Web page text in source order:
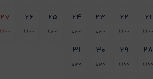
21
1،100
22
1،100
23
1،100
24
1،100
25
1،100
26
1،100
27
1،100
28
1،100
29
1،100
30
1،100
31
1،100